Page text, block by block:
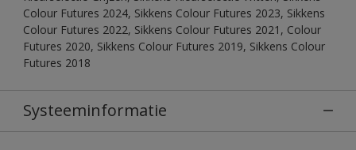
Colour Futures 2024, Sikkens Colour Futures 2023, Sikkens
Colour Futures 2022, Sikkens Colour Futures 2021, Colour
Futures 2020, Sikkens Colour Futures 2019, Sikkens Colour
Futures 2018
Systeeminformatie